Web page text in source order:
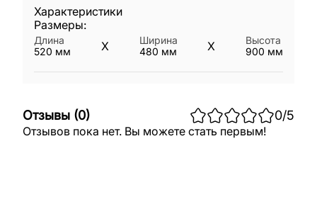
Характеристики
Размеры:
Длина
520 мм X
Ширина
480 мм X
Высота
900 мм
Отзывы (0) 0/5
Отзывов пока нет. Вы можете стать первым!